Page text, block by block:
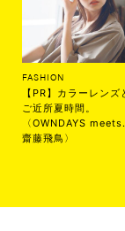
FASHION
【PR】カラーレンズ
ご近所夏時間。
〈OWNDAYS meets.
齋藤飛鳥〉